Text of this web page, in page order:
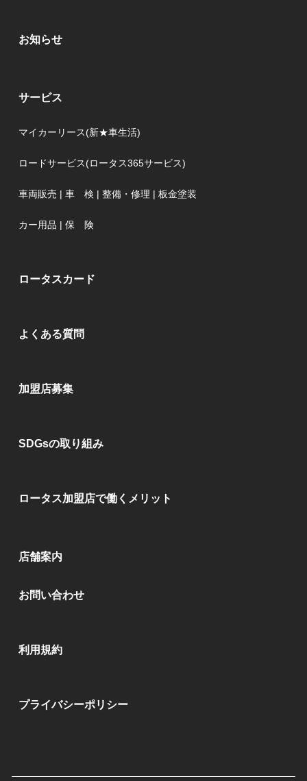
お知らせ
サービス
マイカーリース(新★車生活)
ロードサービス(ロータス365サービス)
車両販売 |車 検 |整備・修理 |板金塗装
カー用品 |保 険
ロータスカード
よくある質問
加盟店募集
SDGsの取り組み
ロータス加盟店で働くメリット
店舗案内
お問い合わせ
利用規約
プライバシーポリシー